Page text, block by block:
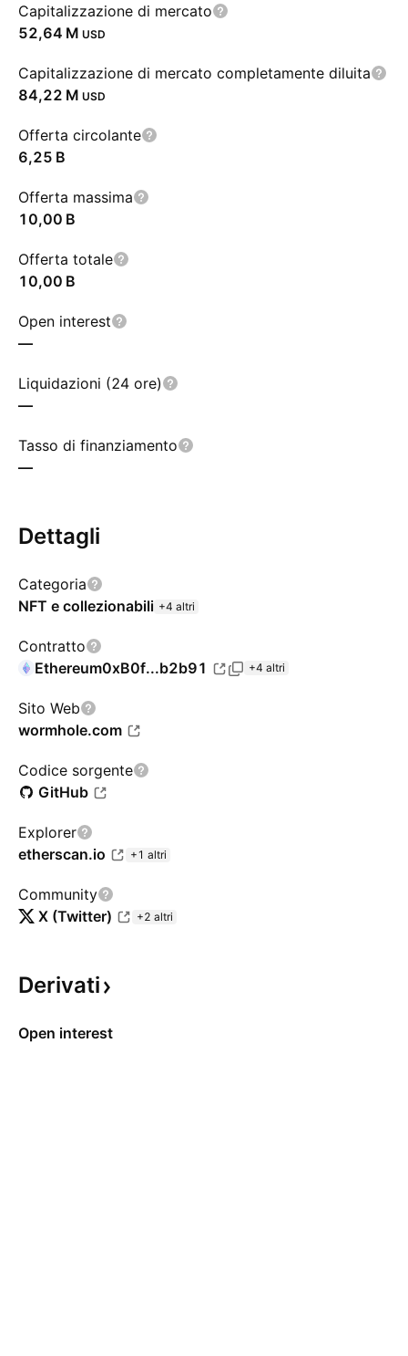
Capitalizzazione di mercato
‪52,64 M‬ USD
Capitalizzazione di mercato completamente diluita
‪84,22 M‬ USD
Offerta circolante
‪6,25 B‬
Offerta massima
‪10,00 B‬
Offerta totale
‪10,00 B‬
Open interest
—
Liquidazioni (24 ore)
—
Tasso di finanziamento
—
Dettagli
Categoria
NFT e collezionabili +4 altri
Contratto
Ethereum0xB0f...b2b91 +4 altri
Sito Web
wormhole.com
Codice sorgente
GitHub
Explorer
etherscan.io
+1 altri
Community
X (Twitter)
+2 altri
Derivati
Open interest